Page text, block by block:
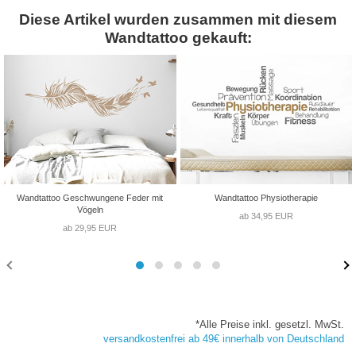
Diese Artikel wurden zusammen mit diesem
Wandtattoo gekauft:
Wandtattoo Geschwungene Feder mit
Vögeln
ab 29,95 EUR
Wandtattoo Physiotherapie
ab 34,95 EUR
*Alle Preise inkl. gesetzl. MwSt.
versandkostenfrei ab 49€ innerhalb von Deutschland